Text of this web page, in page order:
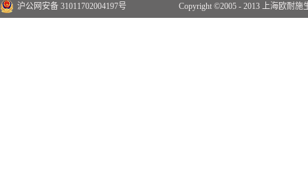
沪公网安备 31011702004197号 Copyright ©2005 - 2013 上海欧耐施